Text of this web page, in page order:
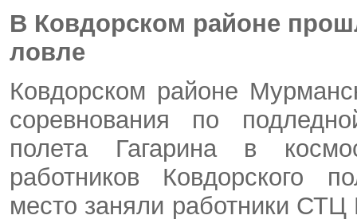
В Ковдорском районе
ловле
Ковдорском районе
соревнования по
полета Гагарина в
работников Ковдорского
место заняли работники